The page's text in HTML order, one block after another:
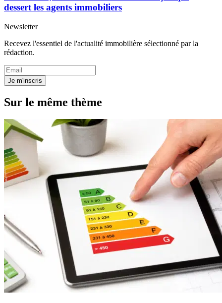
dessert les agents immobiliers
Newsletter
Recevez l'essentiel de l'actualité immobilière sélectionné par la
rédaction.
Je m'inscris
Sur le même thème